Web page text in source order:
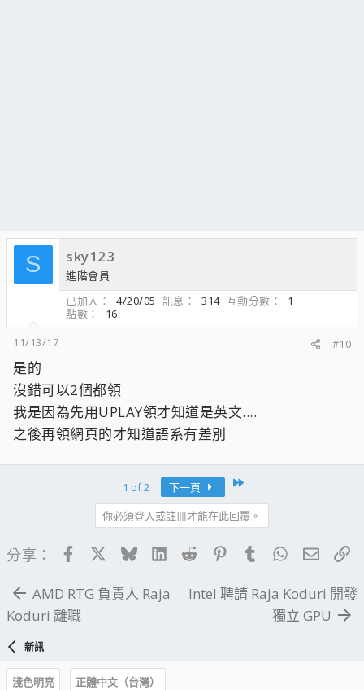
S sky123
進階會員
已加入
4/20/05 訊息 314 互動分數
1
點數
16
11/13/17
#10
是的
沒錯可以2個都領
我是因為先用UPLAY領才知道是英文....
之後再領網頁的才知道語系有差別
1 of 2 下一頁
你必須登入或註冊才能在此回覆。
分享： FacebookBlueskyLinkedIn
Reddit PinterestTumblrWhatsApp
電子
AMD RTG 負責人 Raja
Koduri 離職
Intel 聘請 Raja Koduri 開發
獨立 GPU
新訊
淺色明亮
正體中文（台灣）